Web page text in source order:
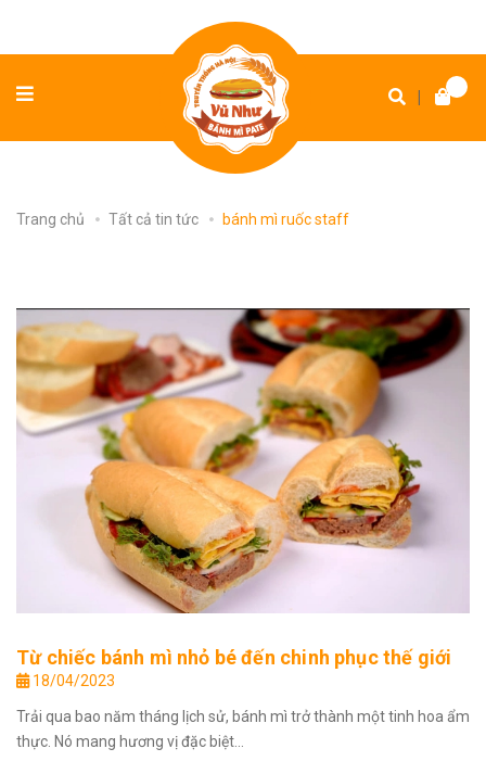
|
Trang chủ Tất cả tin tức bánh mì ruốc staff
Từ chiếc bánh mì nhỏ bé đến chinh phục thế giới
18/04/2023
Trải qua bao năm tháng lịch sử, bánh mì trở thành một tinh hoa ẩm
thực. Nó mang hương vị đặc biệt...